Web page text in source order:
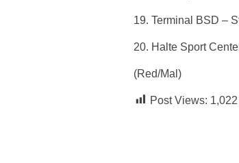
19. Terminal BSD –
20. Halte Sport
(Red/Mal)
Post Views: 1,022